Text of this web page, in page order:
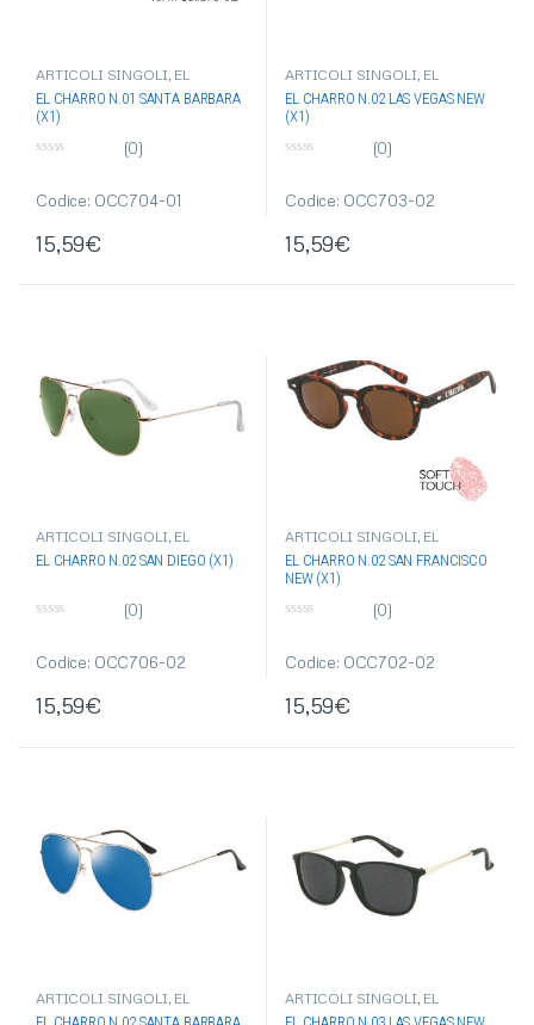
ARTICOLI SINGOLI, EL
CHARRO ,OCCHIALI DA SOLE,
OCCHIALI-OMBRELLI
EL CHARRO N.01 SANTA BARBARA
(X1)
u
5
(0)
Codice: OCC704-01
15,59€
ARTICOLI SINGOLI, EL
CHARRO ,OCCHIALI DA SOLE
OCCHIALI-OMBRELLI
EL CHARRO N.02 LAS VEGAS NEW
(X1)
u
5
(0)
Codice: OCC703-02
15,59€
ARTICOLI SINGOLI, EL
CHARRO ,OCCHIALI DA SOLE
OCCHIALI-OMBRELLI
EL CHARRO N.02 SAN DIEGO (X1)
u
5
(0)
Codice: OCC706-02
15,59€
ARTICOLI SINGOLI, EL
CHARRO ,OCCHIALI DA SOLE
OCCHIALI-OMBRELLI
EL CHARRO N.02 SAN FRANCISCO
NEW (X1)
u
5
(0)
Codice: OCC702-02
15,59€
ARTICOLI SINGOLI, EL
CHARRO ,OCCHIALI DA SOLE,
ARTICOLI SINGOLI, EL
CHARRO ,OCCHIALI DA SOLE